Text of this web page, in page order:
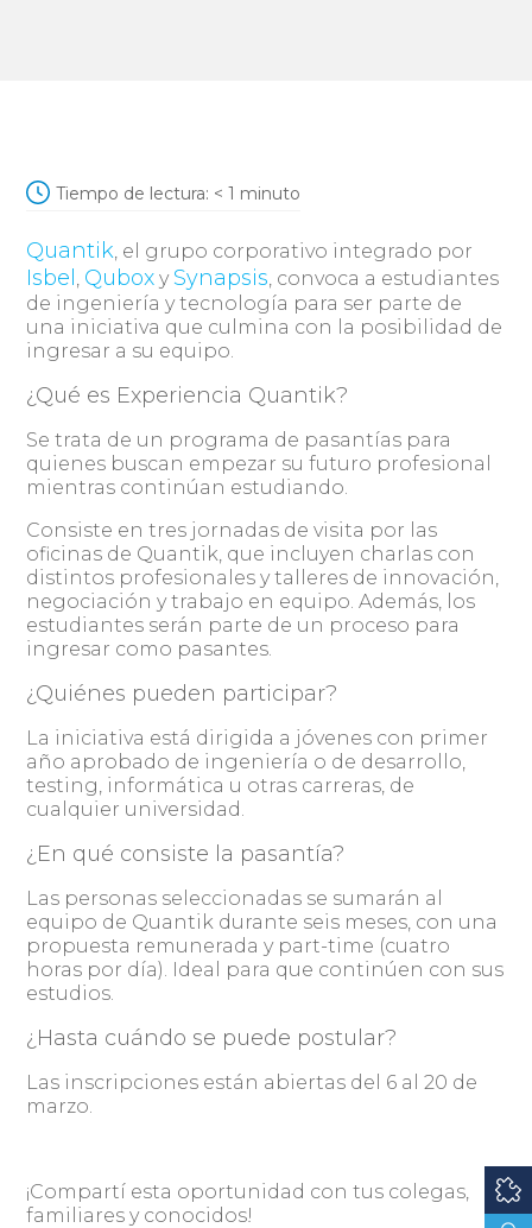
Tiempo de lectura: < 1 minuto
Quantik , el grupo corporativo integrado por
Isbel Qubox y Synapsis , convoca a estudiantes
de ingeniería y tecnología para ser parte de
una iniciativa que culmina con la posibilidad de
ingresar a su equipo.
¿Qué es Experiencia Quantik?
Se trata de un programa de pasantías para
quienes buscan empezar su futuro profesional
mientras continúan estudiando.
Consiste en tres jornadas de visita por las
oficinas de Quantik, que incluyen charlas con
distintos profesionales y talleres de innovación,
negociación y trabajo en equipo. Además, los
estudiantes serán parte de un proceso para
ingresar como pasantes.
¿Quiénes pueden participar?
La iniciativa está dirigida a jóvenes con primer
año aprobado de ingeniería o de desarrollo,
testing, informática u otras carreras, de
cualquier universidad.
¿En qué consiste la pasantía?
Las personas seleccionadas se sumarán al
equipo de Quantik durante seis meses, con una
propuesta remunerada y part-time (cuatro
horas por día). Ideal para que continúen con sus
estudios.
¿Hasta cuándo se puede postular?
Las inscripciones están abiertas del 6 al 20 de
marzo.
¡Compartí esta oportunidad con tus colegas,
familiares y conocidos!